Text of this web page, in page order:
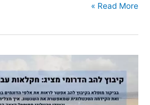
Read More »
להב
בהצצה
היסטורית